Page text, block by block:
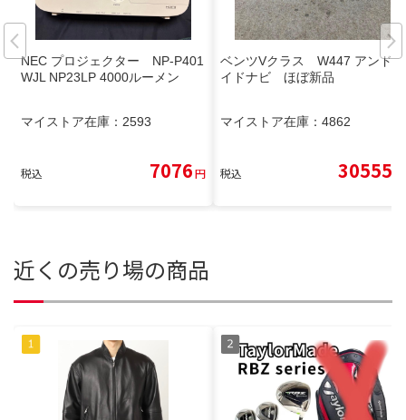
NEC プロジェクター NP-P401
WJL NP23LP 4000ルーメン
マイストア在庫： 2593
税込 7076円
ベンツVクラス W447 アンドロ
イドナビ ほぼ新品
マイストア在庫： 4862
税込 30555
近くの売り場の商品